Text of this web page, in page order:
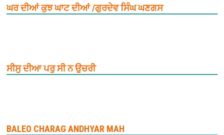
ਘਰ ਦੀਆਂ ਕੁਝ ਘਾਟ ਦੀਆਂ /ਗੁਰਦੇਵ ਸਿੰਘ ਘਣਗਸ
ਸੀਸੁ ਦੀਆ ਪਰੁ ਸੀ ਨ ਉਚਰੀ
BALEO CHARAG ANDHYAR MAH